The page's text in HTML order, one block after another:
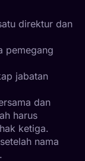
direktur dan
pemegang
jabatan
dan
harus
ketiga.
nama